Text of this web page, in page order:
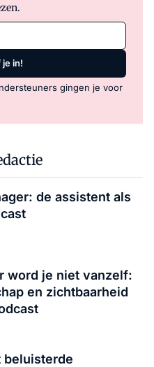
je in!
gingen je voor
de assistent als
word je niet vanzelf:
en zichtbaarheid
beluisterde